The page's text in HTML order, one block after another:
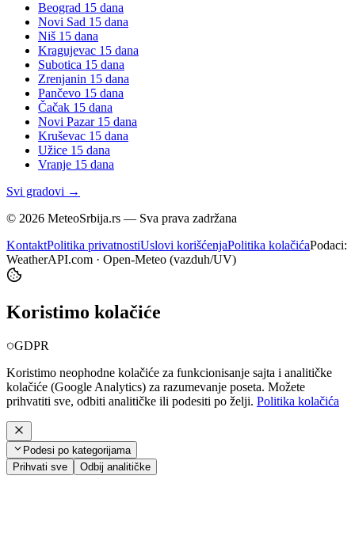
Beograd 15 dana
Novi Sad 15 dana
Niš 15 dana
Kragujevac 15 dana
Subotica 15 dana
Zrenjanin 15 dana
Pančevo 15 dana
Čačak 15 dana
Novi Pazar15 dana
Kruševac 15 dana
Užice 15 dana
Vranje 15 dana
Svi gradovi →
© 2026 MeteoSrbija.rs — Sva prava zadržana
KontaktPolitika privatnostiUslovi korišćenjaPolitika kolačićaPodaci:
WeatherAPI.com · Open-Meteo (vazduh/UV)
Koristimo kolačiće
GDPR
Koristimo neophodne kolačiće za funkcionisanje sajta i analitičke
kolačiće (Google Analytics) za razumevanje poseta. Možete
prihvatiti sve, odbiti analitičke ili podesiti po želji. Politika kolačića
Podesi po kategorijama
Prihvati sve
Odbij analitičke